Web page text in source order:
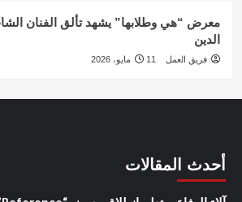
معرض “هي وطلابها” يشهد تألق الفنان
الدين
فريق العمل 11 مايو، 2026
أحدث المقالات